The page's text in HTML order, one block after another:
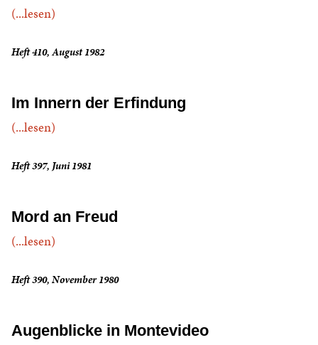
(...lesen)
Heft 410, August 1982
Im Innern der Erfindung
(...lesen)
Heft 397, Juni 1981
Mord an Freud
(...lesen)
Heft 390, November 1980
Augenblicke in Montevideo